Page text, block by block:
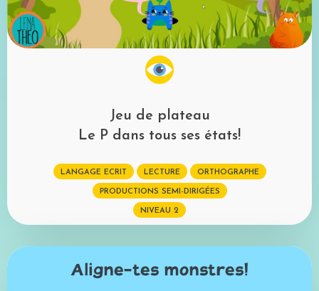
Jeu de plateau
Le P dans tous ses états!
LANGAGE ECRIT LECTURE ORTHOGRAPHE
PRODUCTIONS SEMI-DIRIGÉES
NIVEAU 2
Aligne-tes monstres!